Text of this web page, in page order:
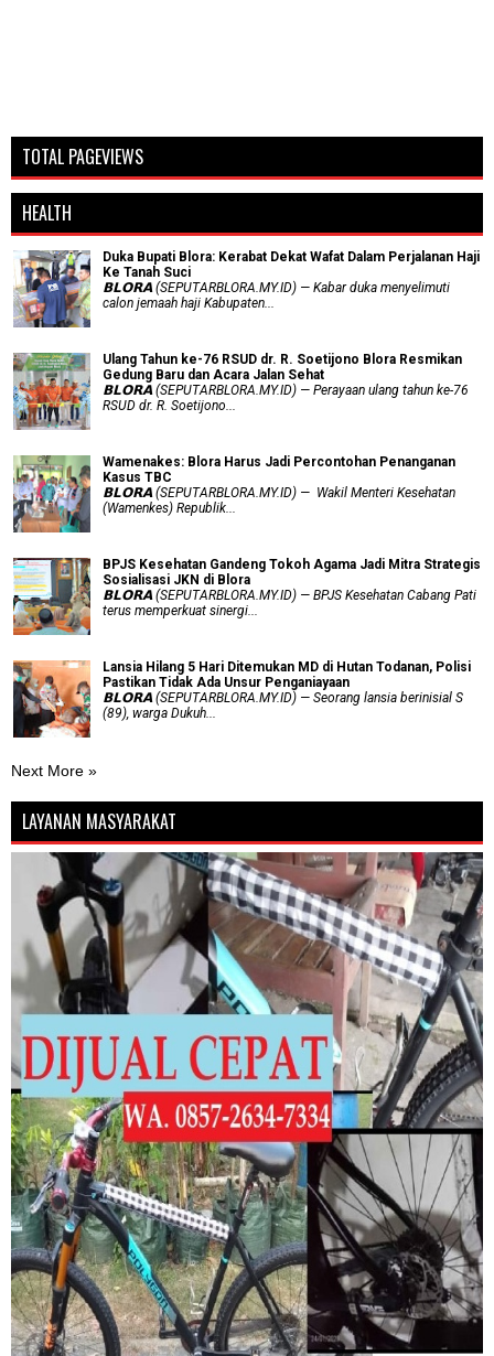
TOTAL PAGEVIEWS
HEALTH
Duka Bupati Blora: Kerabat Dekat Wafat Dalam Perjalanan Haji
Ke Tanah Suci
𝗕𝗟𝗢𝗥𝗔 (SEPUTARBLORA.MY.ID) — Kabar duka menyelimuti
calon jemaah haji Kabupaten...
Ulang Tahun ke-76 RSUD dr. R. Soetijono Blora Resmikan
Gedung Baru dan Acara Jalan Sehat
𝗕𝗟𝗢𝗥𝗔 (SEPUTARBLORA.MY.ID) — Perayaan ulang tahun ke-76
RSUD dr. R. Soetijono...
Wamenakes: Blora Harus Jadi Percontohan Penanganan
Kasus TBC
𝗕𝗟𝗢𝗥𝗔 (SEPUTARBLORA.MY.ID) — Wakil Menteri Kesehatan
(Wamenkes) Republik...
BPJS Kesehatan Gandeng Tokoh Agama Jadi Mitra Strategis
Sosialisasi JKN di Blora
𝗕𝗟𝗢𝗥𝗔 (SEPUTARBLORA.MY.ID) — BPJS Kesehatan Cabang Pati
terus memperkuat sinergi...
Lansia Hilang 5 Hari Ditemukan MD di Hutan Todanan, Polisi
Pastikan Tidak Ada Unsur Penganiayaan
𝗕𝗟𝗢𝗥𝗔 (SEPUTARBLORA.MY.ID) — Seorang lansia berinisial S
(89), warga Dukuh...
Next More »
LAYANAN MASYARAKAT